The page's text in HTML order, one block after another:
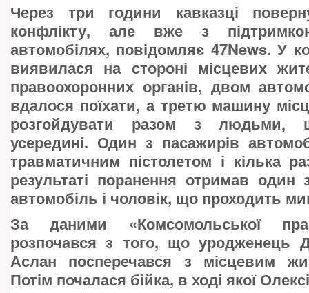
Через три години кавказці
конфлікту, але вже з
автомобілях, повідомляє 47News. У
виявилася на стороні місцевих
правоохоронних органів, двом
вдалося поїхати, а третю машину
розгойдувати разом з людьми,
усередині. Один з пасажирів
травматичним пістолетом і кілька
результаті поранення отримав
автомобіль і чоловік, що проходить
За даними «Комсомольської
розпочався з того, що уродженець
Аслан посперечався з місцевим
Потім почалася бійка, в ході якої